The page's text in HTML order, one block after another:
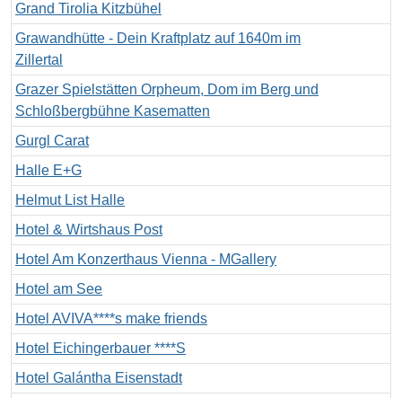
Grand Tirolia Kitzbühel
Grawandhütte - Dein Kraftplatz auf 1640m im
Zillertal
Grazer Spielstätten Orpheum, Dom im Berg und
Schloßbergbühne Kasematten
Gurgl Carat
Halle E+G
Helmut List Halle
Hotel & Wirtshaus Post
Hotel Am Konzerthaus Vienna - MGallery
Hotel am See
Hotel AVIVA****s make friends
Hotel Eichingerbauer ****S
Hotel Galántha Eisenstadt